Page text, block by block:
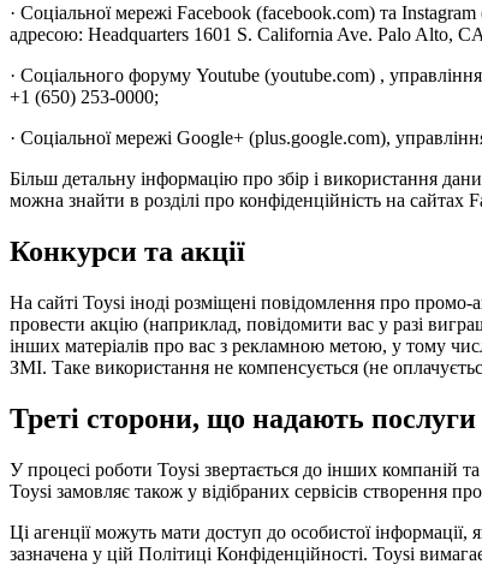
· Соціальної мережі Facebook (facebook.com) та
адресою: Headquarters 1601 S. California Ave. Palo Alto,
· Соціального форуму Youtube (youtube.com) ,
+1 (650) 253-0000;
· Соціальної мережі Google+ (plus.google.com),
Більш детальну інформацію про збір і використання
можна знайти в розділі про конфіденційність на сайтах
Конкурси та акції
На сайті Toysi іноді розміщені повідомлення про
провести акцію (наприклад, повідомити вас у разі
інших матеріалів про вас з рекламною метою, у тому
ЗМІ. Таке використання не компенсується (не
Треті сторони, що надають послуги
У процесі роботи Toysi звертається до інших компаній
Toysi замовляє також у відібраних сервісів створення
Ці агенції можуть мати доступ до особистої
зазначена у цій Політиці Конфіденційності. Toysi